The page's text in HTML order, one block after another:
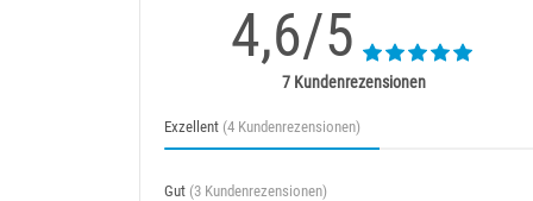
4,6/5
7 Kundenrezensionen
Exzellent (4 Kundenrezensionen)
Gut (3 Kundenrezensionen)